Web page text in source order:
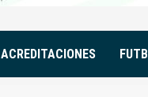
ACREDITACIONES